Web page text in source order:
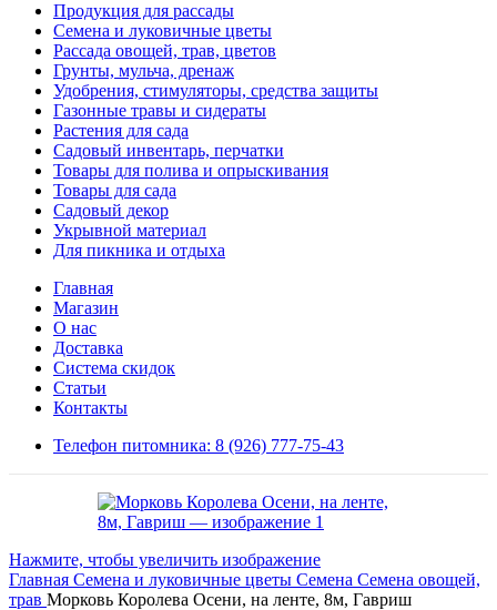
Продукция для рассады
Семена и луковичные цветы
Рассада овощей, трав, цветов
Грунты, мульча, дренаж
Удобрения, стимуляторы, средства защиты
Газонные травы и сидераты
Растения для сада
Садовый инвентарь, перчатки
Товары для полива и опрыскивания
Товары для сада
Садовый декор
Укрывной материал
Для пикника и отдыха
Главная
Магазин
О нас
Доставка
Система скидок
Статьи
Контакты
Телефон питомника: 8 (926) 777-75-43
Нажмите, чтобы увеличить изображение
Главная Семена и луковичные цветы Семена Семена овощей,
трав Морковь Королева Осени, на ленте, 8м, Гавриш